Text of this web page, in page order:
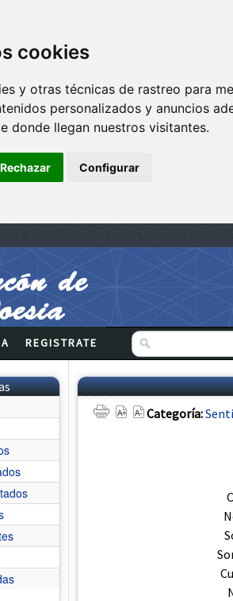
cookies
y otras técnicas de rastreo para
personalizados y anuncios
donde llegan nuestros visitantes.
Rechazar Configurar
REGISTRATE
Categoría: